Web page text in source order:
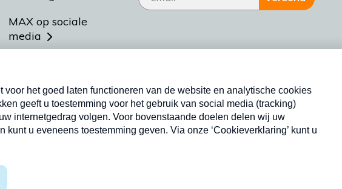
MAX op sociale
media
Meldpunt Actueel
Heel Holland Bakt
Nieuwsbrief
Neem hier een gratis abonnement op onze